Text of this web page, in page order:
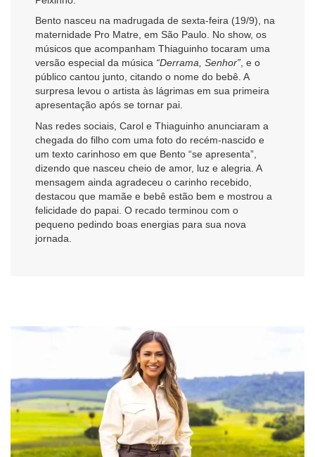
Bento nasceu na madrugada de sexta-feira (19/9), na
maternidade Pro Matre, em São Paulo. No show, os
músicos que acompanham Thiaguinho tocaram uma
versão especial da música “Derrama, Senhor” , e o
público cantou junto, citando o nome do bebê. A
surpresa levou o artista às lágrimas em sua primeira
apresentação após se tornar pai.
Nas redes sociais, Carol e Thiaguinho anunciaram a
chegada do filho com uma foto do recém-nascido e
um texto carinhoso em que Bento “se apresenta”,
dizendo que nasceu cheio de amor, luz e alegria. A
mensagem ainda agradeceu o carinho recebido,
destacou que mamãe e bebê estão bem e mostrou a
felicidade do papai. O recado terminou com o
pequeno pedindo boas energias para sua nova
jornada.